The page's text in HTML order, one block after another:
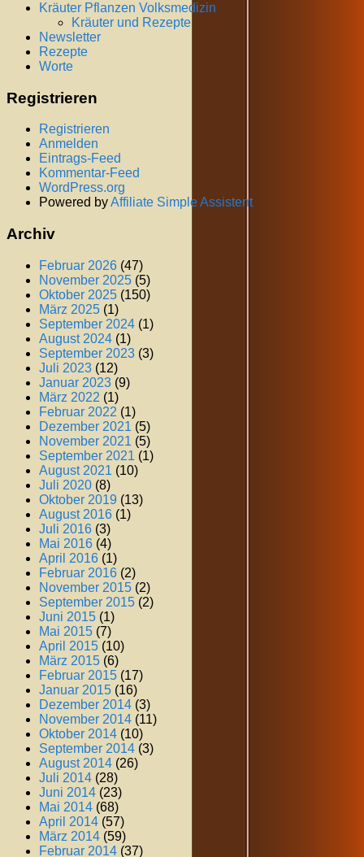
Kräuter Pflanzen Volksmedizin
Kräuter und Rezepte
Newsletter
Rezepte
Worte
Registrieren
Registrieren
Anmelden
Eintrags-Feed
Kommentar-Feed
WordPress.org
Powered byAffiliate Simple Assistent
Archiv
Februar 2026 (47)
November 2025 (5)
Oktober 2025 (150)
März 2025 (1)
September 2024 (1)
August 2024 (1)
September 2023 (3)
Juli 2023 (12)
Januar 2023 (9)
März 2022 (1)
Februar 2022 (1)
Dezember 2021 (5)
November 2021 (5)
September 2021 (1)
August 2021 (10)
Juli 2020 (8)
Oktober 2019 (13)
August 2016 (1)
Juli 2016 (3)
Mai 2016 (4)
April 2016 (1)
Februar 2016 (2)
November 2015 (2)
September 2015 (2)
Juni 2015 (1)
Mai 2015 (7)
April 2015 (10)
März 2015 (6)
Februar 2015 (17)
Januar 2015 (16)
Dezember 2014 (3)
November 2014 (11)
Oktober 2014 (10)
September 2014 (3)
August 2014 (26)
Juli 2014 (28)
Juni 2014 (23)
Mai 2014 (68)
April 2014 (57)
März 2014 (59)
Februar 2014 (37)